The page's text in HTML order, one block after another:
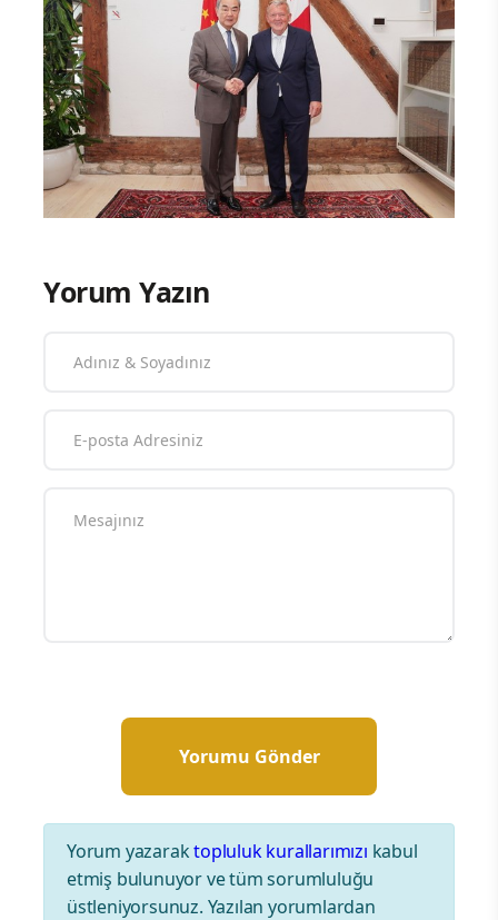
Yorum Yazın
Yorum yazaraktopluluk kurallarımızı kabul
etmiş bulunuyor ve tüm sorumluluğu
üstleniyorsunuz. Yazılan yorumlardan